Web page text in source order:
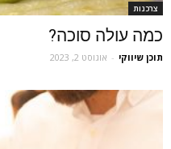
צרכנות
כמה עולה סוכה?
תוכן שיווקי - אוגוסט 2, 2023